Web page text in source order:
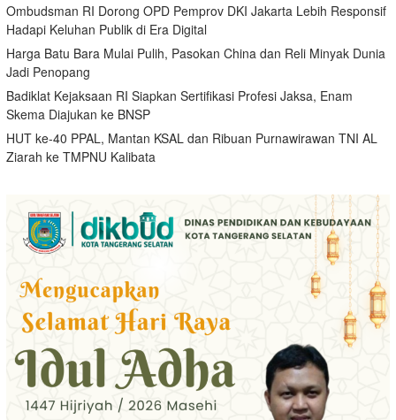
Ombudsman RI Dorong OPD Pemprov DKI Jakarta Lebih Responsif
Hadapi Keluhan Publik di Era Digital
Harga Batu Bara Mulai Pulih, Pasokan China dan Reli Minyak Dunia
Jadi Penopang
Badiklat Kejaksaan RI Siapkan Sertifikasi Profesi Jaksa, Enam
Skema Diajukan ke BNSP
HUT ke-40 PPAL, Mantan KSAL dan Ribuan Purnawirawan TNI AL
Ziarah ke TMPNU Kalibata